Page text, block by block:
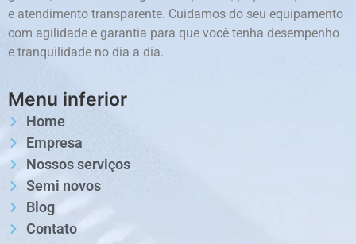
e atendimento transparente. Cuidamos do seu equipamento
com agilidade e garantia para que você tenha desempenho
e tranquilidade no dia a dia.
Menu inferior
Home
Empresa
Nossos serviços
Semi novos
Blog
Contato